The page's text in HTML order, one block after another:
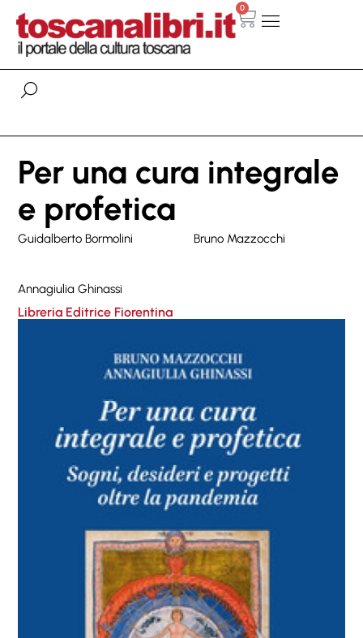
0
Per una cura integrale
e profetica
Guidalberto Bormolini Bruno Mazzocchi
Annagiulia Ghinassi
Libreria Editrice Fiorentina